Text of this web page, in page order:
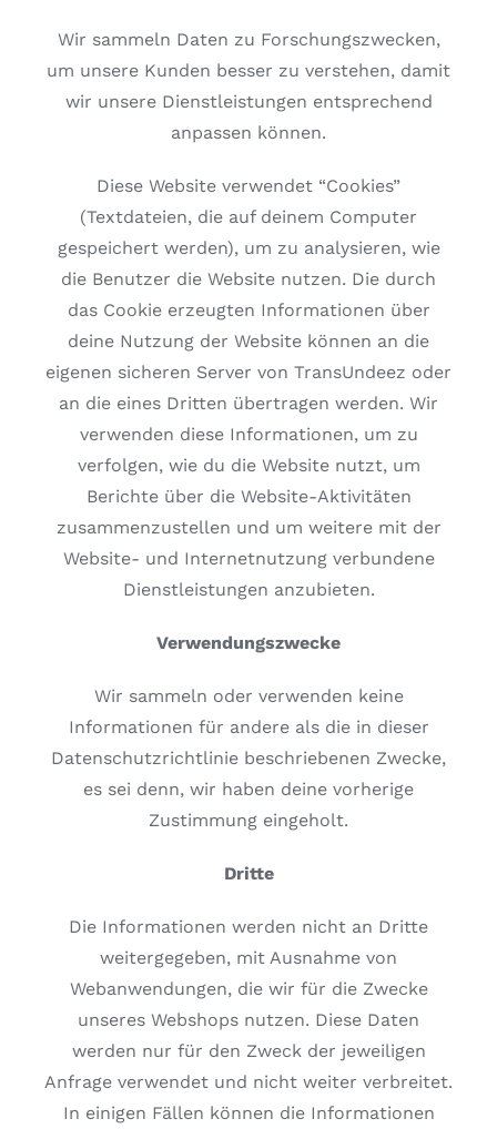
Wir sammeln Daten zu Forschungszwecken,
um unsere Kunden besser zu verstehen, damit
wir unsere Dienstleistungen entsprechend
anpassen können.
Diese Website verwendet “Cookies”
(Textdateien, die auf deinem Computer
gespeichert werden), um zu analysieren, wie
die Benutzer die Website nutzen. Die durch
das Cookie erzeugten Informationen über
deine Nutzung der Website können an die
eigenen sicheren Server von TransUndeez oder
an die eines Dritten übertragen werden. Wir
verwenden diese Informationen, um zu
verfolgen, wie du die Website nutzt, um
Berichte über die Website-Aktivitäten
zusammenzustellen und um weitere mit der
Website- und Internetnutzung verbundene
Dienstleistungen anzubieten.
Verwendungszwecke
Wir sammeln oder verwenden keine
Informationen für andere als die in dieser
Datenschutzrichtlinie beschriebenen Zwecke,
es sei denn, wir haben deine vorherige
Zustimmung eingeholt.
Dritte
Die Informationen werden nicht an Dritte
weitergegeben, mit Ausnahme von
Webanwendungen, die wir für die Zwecke
unseres Webshops nutzen. Diese Daten
werden nur für den Zweck der jeweiligen
Anfrage verwendet und nicht weiter verbreitet.
In einigen Fällen können die Informationen